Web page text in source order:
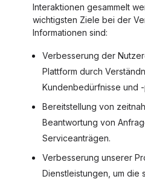
Interaktionen gesammelt
wichtigsten Ziele bei der
Informationen sind:
Verbesserung der
Plattform durch
Kundenbedürfnisse und
Bereitstellung von
Beantwortung von
Serviceanträgen.
Verbesserung unserer
Dienstleistungen, um die